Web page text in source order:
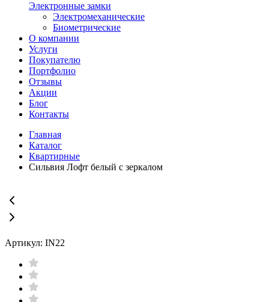
Электронные замки
Электромеханические
Биометрические
О компании
Услуги
Покупателю
Портфолио
Отзывы
Акции
Блог
Контакты
Главная
Каталог
Квартирные
Сильвия Лофт белый с зеркалом
Артикул: IN22